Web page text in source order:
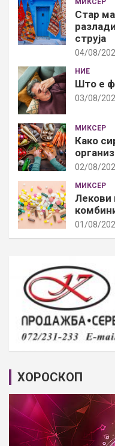
МИКСЕР
Стар
струја
04/08/
НИЕ
Што е
03/08/
МИКСЕР
Како
02/08/
МИКСЕР
Лекови
01/08/
ХОРОСКОП